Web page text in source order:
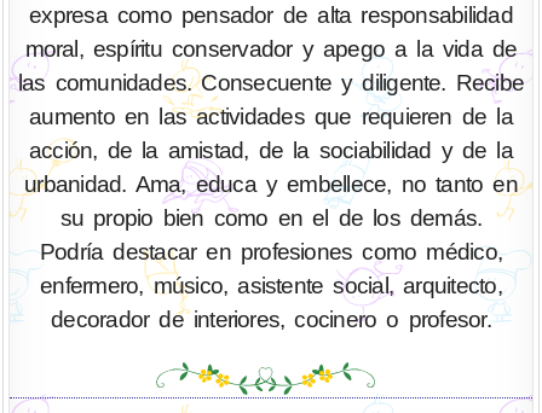
expresa como pensador de alta responsabilidad
moral, espíritu conservador y apego a la vida de
las comunidades. Consecuente y diligente. Recibe
aumento en las actividades que requieren de la
acción, de la amistad, de la sociabilidad y de la
urbanidad. Ama, educa y embellece, no tanto en
su propio bien como en el de los demás.
Podría destacar en profesiones como médico,
enfermero, músico, asistente social, arquitecto,
decorador de interiores, cocinero o profesor.